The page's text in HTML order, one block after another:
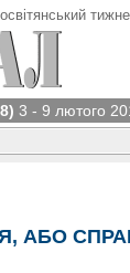
3 - 9 лютого
АБО